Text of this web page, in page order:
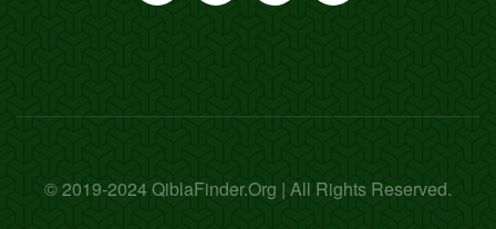
© 2019-2024 QiblaFinder.Org | All Rights Reserved.